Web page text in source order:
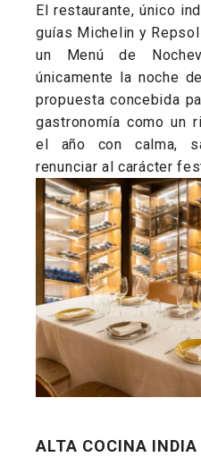
El restaurante, único
guías Michelin y
un Menú de
únicamente la noche
propuesta concebida
gastronomía como un
el año con calma,
renunciar al carácter
ALTA COCINA